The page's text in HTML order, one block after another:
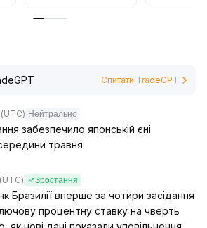
Спитати TradeGPT
(UTC) Нейтрально
забезпечило японській єні
травня
(UTC) Зростання
Бразилії вперше за чотири засідання
процентну ставку на чверть